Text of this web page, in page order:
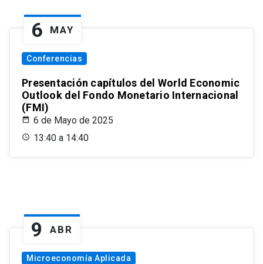
6 MAY
Conferencias
Presentación capítulos del World Economic
Outlook del Fondo Monetario Internacional
(FMI)
6 de Mayo de 2025
13:40 a 14:40
9 ABR
Microeconomía Aplicada